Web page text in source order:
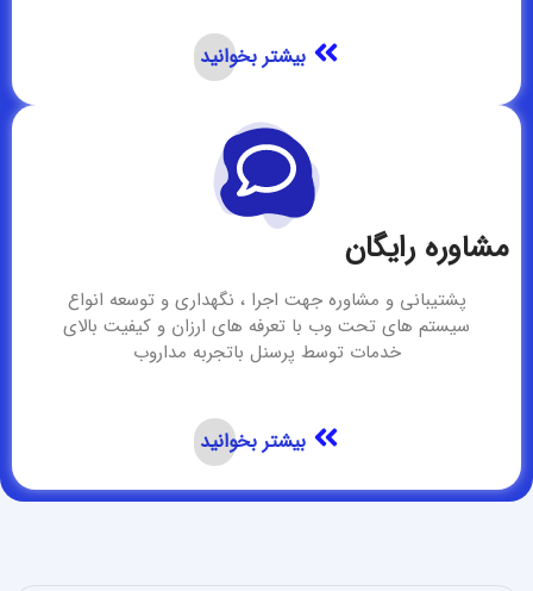
بیشتر بخوانید
مشاوره رایگان
پشتیبانی و مشاوره جهت اجرا ، نگهداری و توسعه انواع
سیستم های تحت وب با تعرفه های ارزان و کیفیت بالای
خدمات توسط پرسنل باتجربه مداروب
بیشتر بخوانید